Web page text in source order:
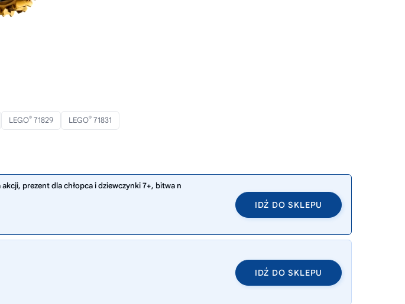
LEGO® 71829 LEGO® 71831
prezent dla chłopca i dziewczynki 7+, bitwa n
IDŹ DO SKLEPU
IDŹ DO SKLEPU